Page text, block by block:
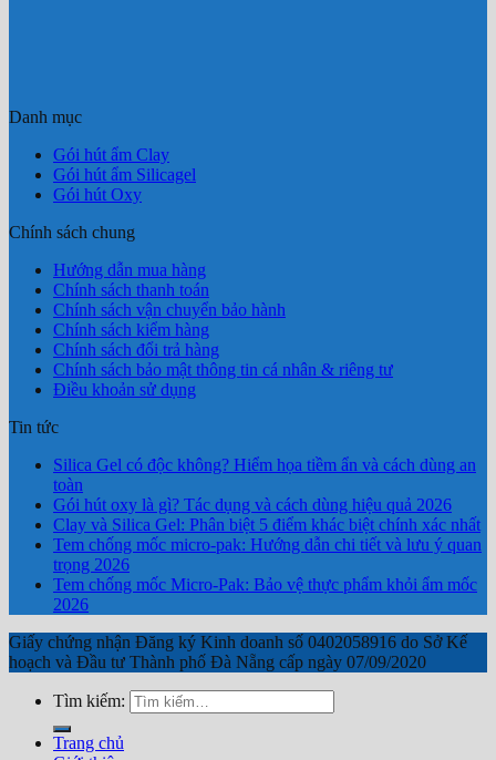
Danh mục
Gói hút ẩm Clay
Gói hút ẩm Silicagel
Gói hút Oxy
Chính sách chung
Hướng dẫn mua hàng
Chính sách thanh toán
Chính sách vận chuyển bảo hành
Chính sách kiểm hàng
Chính sách đổi trả hàng
Chính sách bảo mật thông tin cá nhân & riêng tư
Điều khoản sử dụng
Tin tức
Silica Gel có độc không? Hiểm họa tiềm ẩn và cách dùng an
toàn
Gói hút oxy là gì? Tác dụng và cách dùng hiệu quả 2026
Clay và Silica Gel: Phân biệt 5 điểm khác biệt chính xác nhất
Tem chống mốc micro-pak: Hướng dẫn chi tiết và lưu ý quan
trọng 2026
Tem chống mốc Micro-Pak: Bảo vệ thực phẩm khỏi ẩm mốc
2026
Giấy chứng nhận Đăng ký Kinh doanh số 0402058916 do Sở Kế
hoạch và Đầu tư Thành phố Đà Nẵng cấp ngày 07/09/2020
Tìm kiếm:
Trang chủ